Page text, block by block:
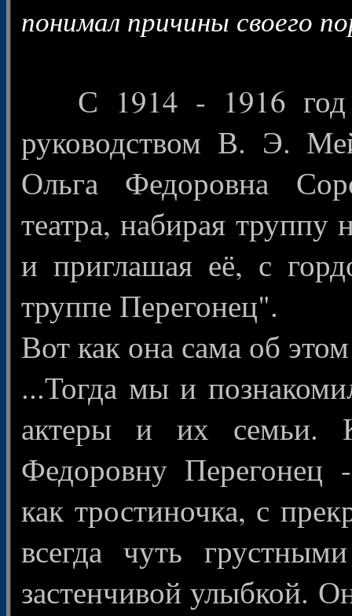
понимал причины своего
С 1914 - 1916 год
руководством В. Э.
Ольга Федоровна
театра, набирая труппу
и приглашая её, с
труппе Перегонец".
Вот как она сама об
...Тогда мы и
актеры и их семьи.
Федоровну Перегонец
как тростиночка, с
всегда чуть
застенчивой улыбкой.